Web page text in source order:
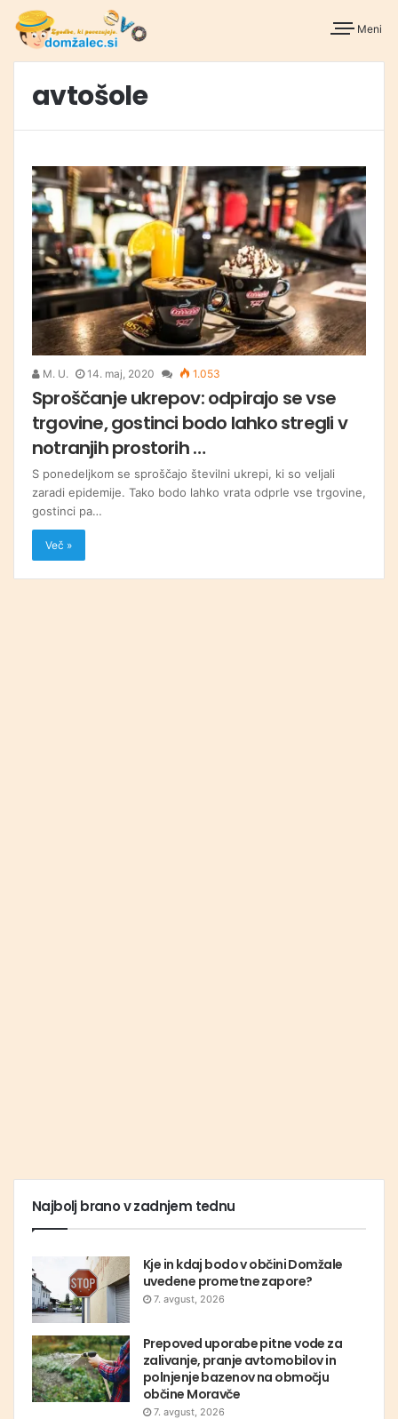
Meni
avtošole
M. U. 14. maj, 2020 1.053
Sproščanje ukrepov: odpirajo se vse
trgovine, gostinci bodo lahko stregli v
notranjih prostorih …
S ponedeljkom se sproščajo številni ukrepi, ki so veljali
zaradi epidemije. Tako bodo lahko vrata odprle vse trgovine,
gostinci pa…
Več »
Najbolj brano v zadnjem tednu
Kje in kdaj bodo v občini Domžale
uvedene prometne zapore?
7. avgust, 2026
Prepoved uporabe pitne vode za
zalivanje, pranje avtomobilov in
polnjenje bazenov na območju
občine Moravče
7. avgust, 2026